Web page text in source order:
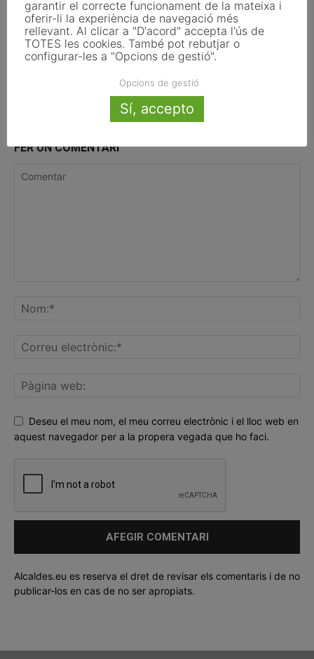
7 d’agost del 2026
FER UN COMENTARI
Deseu el meu nom, el meu correu electrònic i el lloc web en
aquest navegador per a la propera vegada que ho faci.
Alcaldes.eu es reserva el dret de revisar els comentaris i de no
publicar-los en cas de no ser apropiats.
garantir el correcte funcionament de la mateixa i
oferir-li la experiència de navegació més
rellevant. Al clicar a "D'acord" accepta l'ús de
TOTES les cookies. També pot rebutjar o
configurar-les a "Opcions de gestió".
Opcions de gestió
Sí, accepto